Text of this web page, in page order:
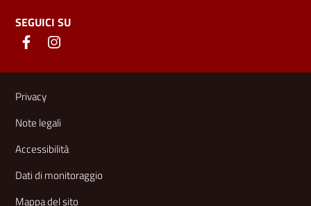
SEGUICI SU
Link e informazioni utili
Privacy
Note legali
Accessibilità
Dati di monitoraggio
Mappa del sito